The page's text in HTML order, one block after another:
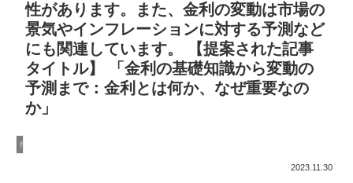
性があります。また、金利の変動は市場の
景気やインフレーションに対する予測など
にも関連しています。 【提案された記事
タイトル】 「金利の基礎知識から変動の
予測まで：金利とは何か、なぜ重要なの
か」
借入をしたい方へ
2023.11.30